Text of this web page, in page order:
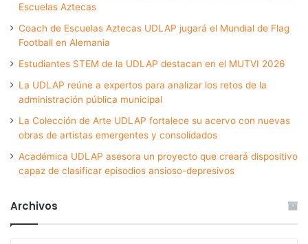
Escuelas Aztecas
Coach de Escuelas Aztecas UDLAP jugará el Mundial de Flag
Football en Alemania
Estudiantes STEM de la UDLAP destacan en el MUTVI 2026
La UDLAP reúne a expertos para analizar los retos de la
administración pública municipal
La Colección de Arte UDLAP fortalece su acervo con nuevas
obras de artistas emergentes y consolidados
Académica UDLAP asesora un proyecto que creará dispositivo
capaz de clasificar episodios ansioso-depresivos
Archivos